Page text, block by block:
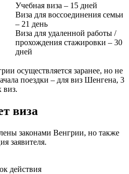
Учебная виза – 15 дней
Виза для воссоединения семьи
– 21 день
Виза для удаленной работы /
прохождения стажировки – 30
дней
осуществляется заранее, но не
поездки – для виз Шенгена, 3
виз.
виза
законами Венгрии, но также
заявителя.
действия